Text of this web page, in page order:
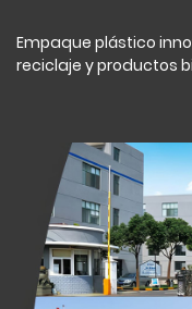
Empaque plástico
reciclaje y productos